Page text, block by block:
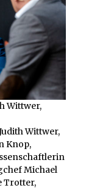
Wittwer,
Wittwer,
Knop,
Michael
Trotter,